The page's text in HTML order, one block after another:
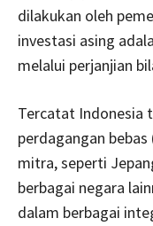
dilakukan oleh
investasi asing
melalui perjanjian
Tercatat Indonesia
perdagangan
mitra, seperti
berbagai negara
dalam berbagai